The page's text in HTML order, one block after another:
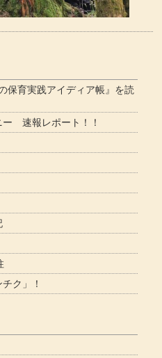
保育実践アイディア帳』を読
ー 速報レポート！！
ク」！